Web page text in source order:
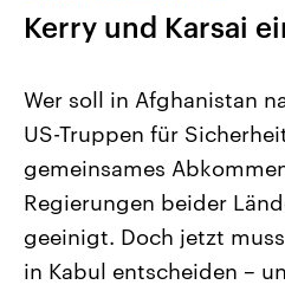
Landtagswahl Sachsen-Anhalt
2026
Alle Informationen
Sachsen-Anhalt wählt am 6.
September 2026 einen neuen
Kerry und Karsai
Wer soll in Afghanistan
US-Truppen für
gemeinsames
Regierungen beider
geeinigt. Doch jetzt
in Kabul entscheiden –